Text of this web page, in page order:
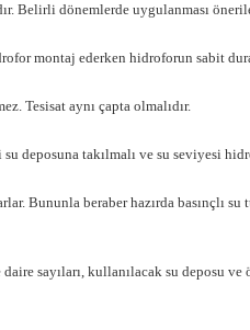
Belirli dönemlerde uygulanması
montaj ederken hidroforun sabit
Tesisat aynı çapta olmalıdır.
deposuna takılmalı ve su seviyesi
Bununla beraber hazırda basınçlı
sayıları, kullanılacak su deposu